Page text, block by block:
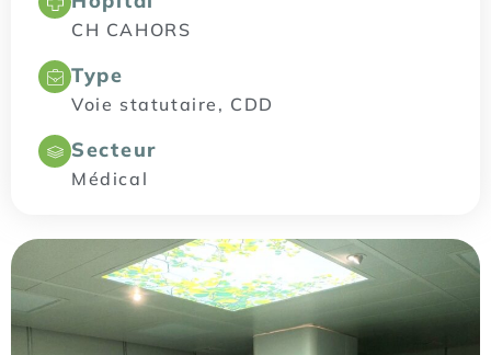
CH CAHORS
Type
Voie statutaire, CDD
Secteur
Médical